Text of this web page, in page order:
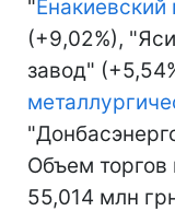
"Енакиевский
(+9,02%),
завод"
Объем
55,014 млн